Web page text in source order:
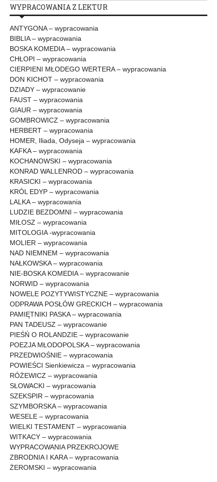
WYPRACOWANIA Z LEKTUR
ANTYGONA – wypracowania
BIBLIA – wypracowania
BOSKA KOMEDIA – wypracowania
CHŁOPI – wypracowania
CIERPIENI MŁODEGO WERTERA – wypracowania
DON KICHOT – wypracowania
DZIADY – wypracowanie
FAUST – wypracowania
GIAUR – wypracowania
GOMBROWICZ – wypracowania
HERBERT – wypracowania
HOMER, Iliada, Odyseja – wypracowania
KAFKA – wypracowania
KOCHANOWSKI – wypracowania
KONRAD WALLENROD – wypracowania
KRASICKI – wypracowania
KRÓL EDYP – wypracowania
LALKA – wypracowania
LUDZIE BEZDOMNI – wypracowania
MIŁOSZ – wypracowania
MITOLOGIA -wypracowania
MOLIER – wypracowania
NAD NIEMNEM – wypracowania
NAŁKOWSKA – wypracowania
NIE-BOSKA KOMEDIA – wypracowanie
NORWID – wypracowania
NOWELE POZYTYWISTYCZNE – wypracowania
ODPRAWA POSŁÓW GRECKICH – wypracowania
PAMIĘTNIKI PASKA – wypracowania
PAN TADEUSZ – wypracowanie
PIEŚŃ O ROLANDZIE – wypracowanie
POEZJA MŁODOPOLSKA – wypracowania
PRZEDWIOŚNIE – wypracowania
POWIEŚCI Sienkiewicza – wypracowania
RÓŻEWICZ – wypracowania
SŁOWACKI – wypracowania
SZEKSPIR – wypracowania
SZYMBORSKA – wypracowania
WESELE – wypracowania
WIELKI TESTAMENT – wypracowania
WITKACY – wypracowania
WYPRACOWANIA PRZEKROJOWE
ZBRODNIA I KARA – wypracowania
ŻEROMSKI – wypracowania